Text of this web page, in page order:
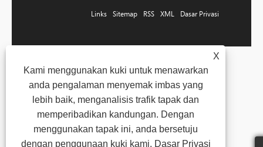
Links Sitemap RSS XML Dasar Privasi
X
Kami menggunakan kuki untuk menawarkan
anda pengalaman menyemak imbas yang
lebih baik, menganalisis trafik tapak dan
memperibadikan kandungan. Dengan
menggunakan tapak ini, anda bersetuju
dengan penggunaan kuki kami. Dasar Privasi